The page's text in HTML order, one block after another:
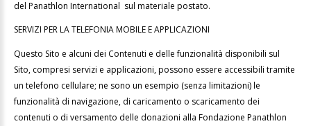
del Panathlon International sul materiale postato.
SERVIZI PER LA TELEFONIA MOBILE E APPLICAZIONI
Questo Sito e alcuni dei Contenuti e delle funzionalità disponibili sul
Sito, compresi servizi e applicazioni, possono essere accessibili tramite
un telefono cellulare; ne sono un esempio (senza limitazioni) le
funzionalità di navigazione, di caricamento o scaricamento dei
contenuti o di versamento delle donazioni alla Fondazione Panathlon